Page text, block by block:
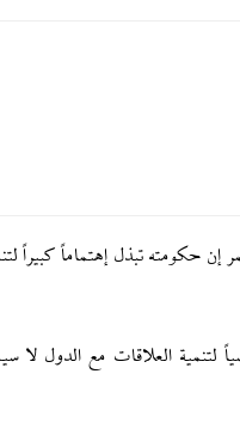
إن حكومته تبذل إهتماماً كبيراً
لتنمية العلاقات مع الدول لا